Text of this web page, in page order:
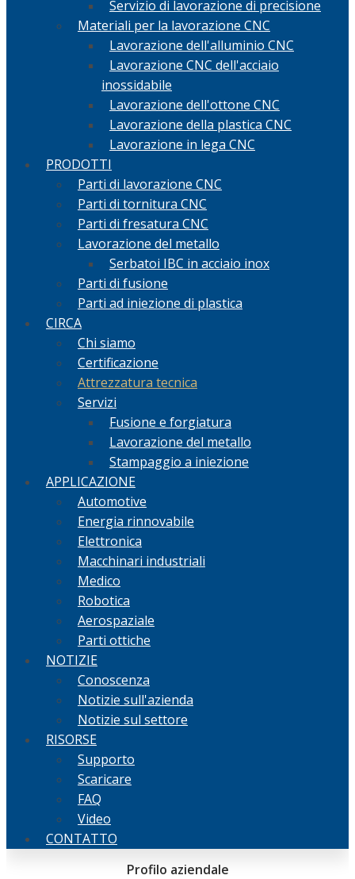
Servizio di lavorazione di precisione
Materiali per la lavorazione CNC
Lavorazione dell'alluminio CNC
Lavorazione CNC dell'acciaio
inossidabile
Lavorazione dell'ottone CNC
Lavorazione della plastica CNC
Lavorazione in lega CNC
PRODOTTI
Parti di lavorazione CNC
Parti di tornitura CNC
Parti di fresatura CNC
Lavorazione del metallo
Serbatoi IBC in acciaio inox
Parti di fusione
Parti ad iniezione di plastica
CIRCA
Chi siamo
Certificazione
Attrezzatura tecnica
Servizi
Fusione e forgiatura
Lavorazione del metallo
Stampaggio a iniezione
APPLICAZIONE
Automotive
Energia rinnovabile
Elettronica
Macchinari industriali
Medico
Robotica
Aerospaziale
Parti ottiche
NOTIZIE
Conoscenza
Notizie sull'azienda
Notizie sul settore
RISORSE
Supporto
Scaricare
FAQ
Video
CONTATTO
Profilo aziendale